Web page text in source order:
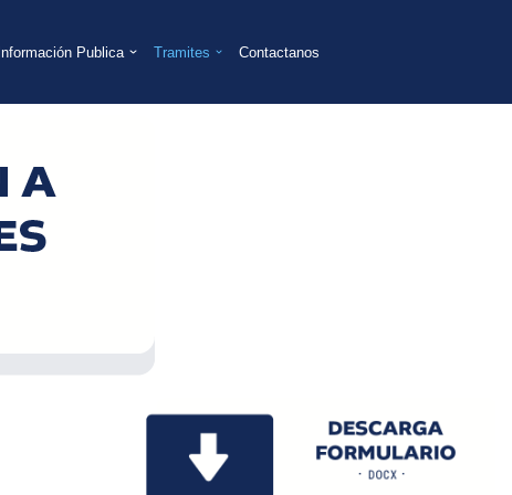
Información Publica Tramites Contactanos